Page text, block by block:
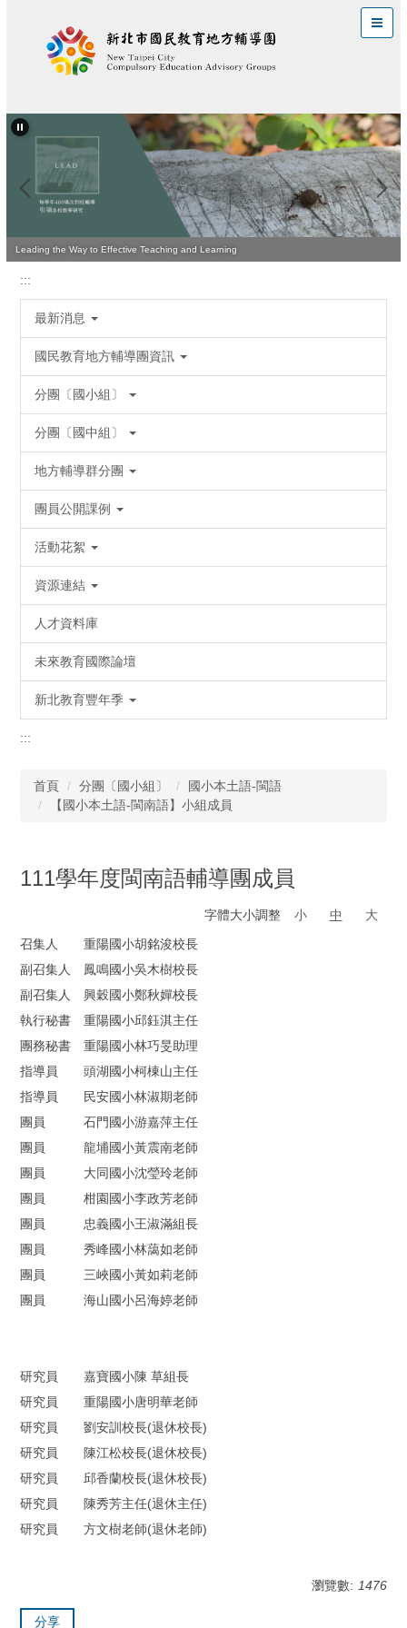
區
Leading the Way to Effective Teaching and Learning
:::
最新消息
國民教育地方輔導團資訊
分團〔國小組〕
分團〔國中組〕
地方輔導群分團
團員公開課例
活動花絮
資源連結
人才資料庫
未來教育國際論壇
新北教育豐年季
:::
首頁 分團〔國小組〕
國小本土語-閩語
【國小本土語-閩南語】小組成員
111學年度閩南語輔導團成員
字體大小調整 小 中
大
召集人 重陽國小胡銘浚校長
副召集人 鳳鳴國小吳木樹校長
副召集人 興穀國小鄭秋嬋校長
執行秘書 重陽國小邱鈺淇主任
團務秘書 重陽國小林巧旻助理
指導員 頭湖國小柯棟山主任
指導員 民安國小林淑期老師
團員 石門國小游嘉萍主任
團員 龍埔國小黃震南老師
團員 大同國小沈瑩玲老師
團員 柑園國小李政芳老師
團員 忠義國小王淑滿組長
團員 秀峰國小林藹如老師
團員 三峽國小黃如莉老師
團員 海山國小呂海婷老師
研究員 嘉寶國小陳 草組長
研究員 重陽國小唐明華老師
研究員 劉安訓校長(退休校長)
研究員 陳江松校長(退休校長)
研究員 邱香蘭校長(退休校長)
研究員 陳秀芳主任(退休主任)
研究員 方文樹老師(退休老師)
瀏覽數: 1476
分享